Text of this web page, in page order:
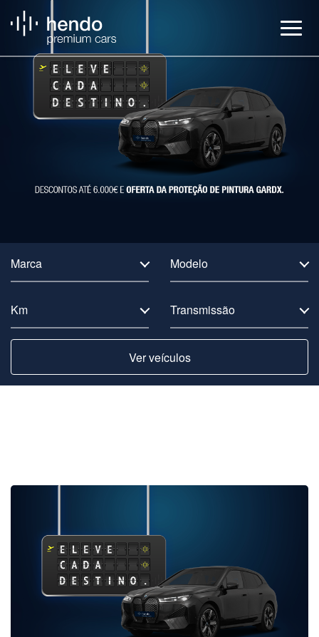
Veículos
BMW Service
Notícias
Ver veículos